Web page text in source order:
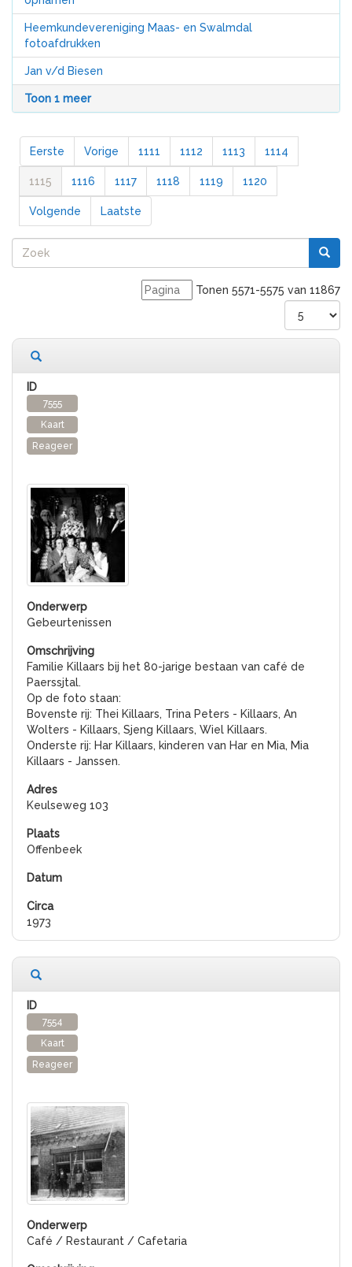
Heemkundevereniging Maas- en Swalmdal
fotoafdrukken
Jan v/d Biesen
Toon 1 meer
Eerste Vorige 1111 1112 1113 1114
1115 1116 1117 1118 1119 1120
Volgende Laatste
Tonen 5571-5575 van 11867
7555
Kaart
Reageer
Gebeurtenissen
Familie Killaars bij het 80-jarige bestaan van café de
Paerssjtal.
Op de foto staan:
Bovenste rij: Thei Killaars, Trina Peters - Killaars, An
Wolters - Killaars, Sjeng Killaars, Wiel Killaars.
Onderste rij: Har Killaars, kinderen van Har en Mia, Mia
Killaars - Janssen.
Keulseweg 103
Offenbeek
1973
7554
Kaart
Reageer
Café / Restaurant / Cafetaria